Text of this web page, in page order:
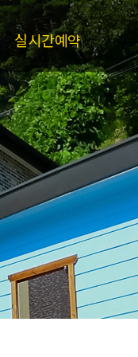
실시간예약
실시간예약
예약확인